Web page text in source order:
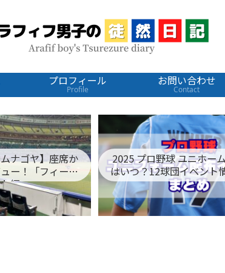
プロフィール
Profile
お問い合わせ
Contact
ナゴヤ】座席か
ー！「フィール
編」
2025 プロ野球 ユニホー
はいつ？12球団イベント